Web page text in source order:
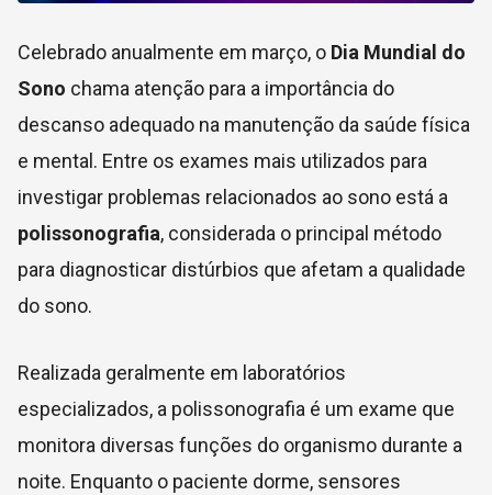
Celebrado anualmente em março, o Dia Mundial do
Sono chama atenção para a importância do
descanso adequado na manutenção da saúde física
e mental. Entre os exames mais utilizados para
investigar problemas relacionados ao sono está a
polissonografia, considerada o principal método
para diagnosticar distúrbios que afetam a qualidade
do sono.
Realizada geralmente em laboratórios
especializados, a polissonografia é um exame que
monitora diversas funções do organismo durante a
noite. Enquanto o paciente dorme, sensores